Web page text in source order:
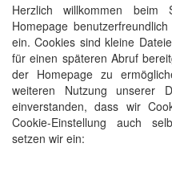
Herzlich willkommen
Homepage
ein. Cookies sind kleine
für einen späteren Abruf
der Homepage zu
weiteren Nutzung unserer
einverstanden, dass wir
Cookie-Einstellung auch
setzen wir ein: